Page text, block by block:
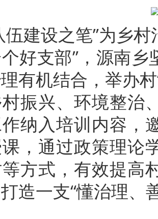
伍建设之笔”为乡
好支部”，源南
有机结合，举办
振兴、环境整治
纳入培训内容，
，通过政策理论
方式，有效提高
造一支“懂治理、